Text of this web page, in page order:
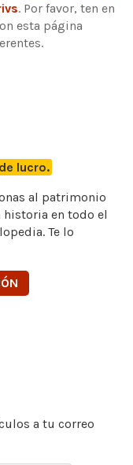
. Por favor, ten en
esta página
lucro.
al patrimonio
historia en todo el
Te lo
a tu correo